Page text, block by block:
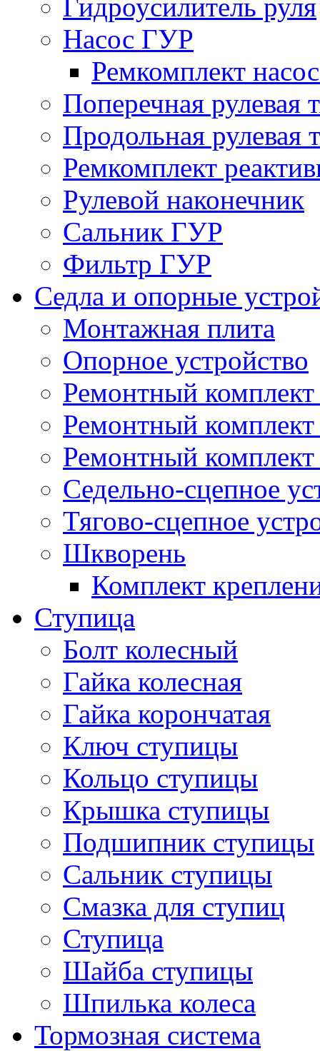
Гидроусилитель руля
Насос ГУР
Ремкомплект
Поперечная рулевая
Продольная рулевая
Ремкомплект
Рулевой наконечник
Сальник ГУР
Фильтр ГУР
Седла и опорные
Монтажная плита
Опорное устройство
Ремонтный комплект
Ремонтный
Ремонтный комплект
Седельно-сцепное
Тягово-сцепное
Шкворень
Комплект
Ступица
Болт колесный
Гайка колесная
Гайка корончатая
Ключ ступицы
Кольцо ступицы
Крышка ступицы
Подшипник ступицы
Сальник ступицы
Смазка для ступиц
Ступица
Шайба ступицы
Шпилька колеса
Тормозная система